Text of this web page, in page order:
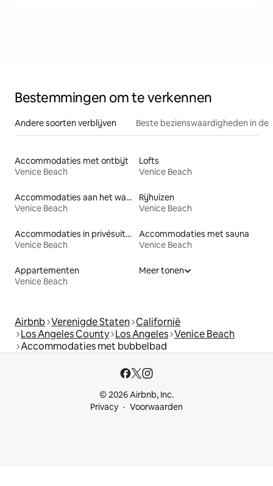
Bestemmingen om te verkennen
Andere soorten verblijven Beste bezienswaardigheden in de
Accommodaties met ontbijt
Venice Beach
Lofts
Venice Beach
Accommodaties aan het water
Venice Beach
Rijhuizen
Venice Beach
Accommodaties in privésuites
Venice Beach
Accommodaties met sauna
Venice Beach
Appartementen
Venice Beach
Meer tonen
Airbnb Verenigde Staten Californië
Los Angeles County Los Angeles Venice Beach
Accommodaties met bubbelbad
© 2026 Airbnb, Inc.
Privacy
Voorwaarden